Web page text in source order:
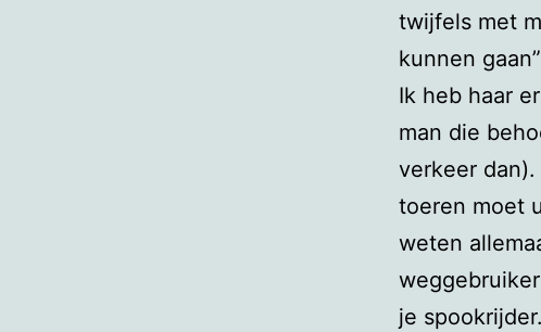
twijfels met
kunnen
Ik heb haar
man die
verkeer
toeren moet
weten
je spookrijder.